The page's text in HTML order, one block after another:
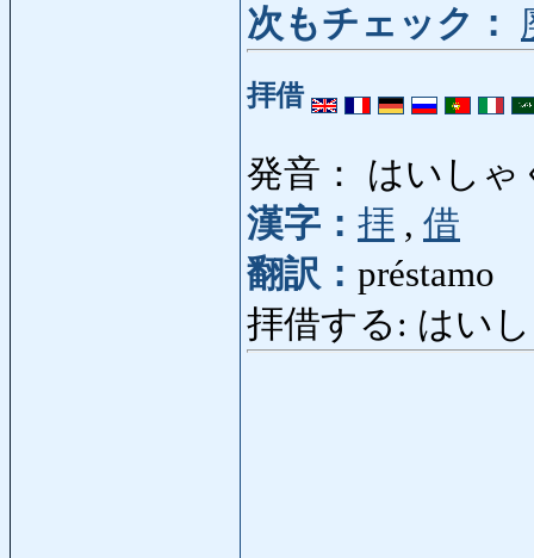
次もチェック：
拝借
発音： はいしゃ
漢字： 拝 , 借
翻訳： préstamo
拝借する: はい